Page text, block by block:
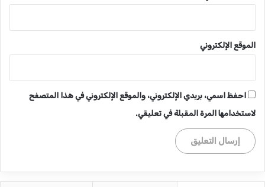
الموقع الإلكتروني
احفظ اسمي، بريدي الإلكتروني، والموقع الإلكتروني في هذا المتصفح
لاستخدامها المرة المقبلة في تعليقي.